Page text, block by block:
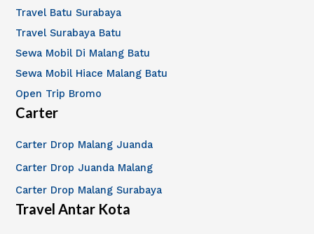
Travel Batu Surabaya
Travel Surabaya Batu
Sewa Mobil Di Malang Batu
Sewa Mobil Hiace Malang Batu
Open Trip Bromo
Carter
Carter Drop Malang Juanda
Carter Drop Juanda Malang
Carter Drop Malang Surabaya
Travel Antar Kota